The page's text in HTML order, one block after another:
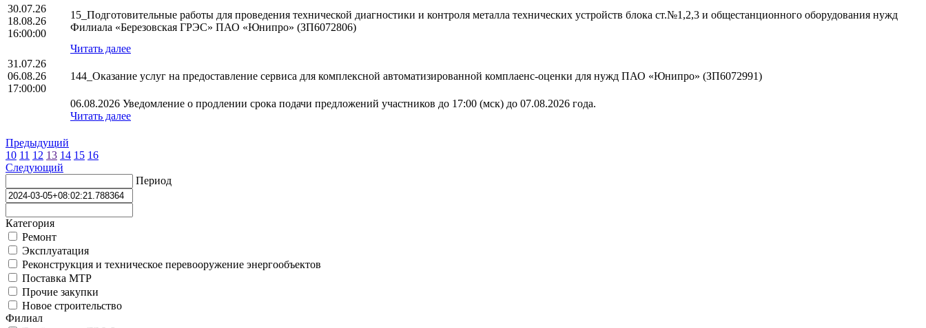
30.07.26
18.08.26
16:00:00
15_Подготовительные работы для проведения технической диагностики и контроля металла технических устройств блока ст.№1,2,3 и общестанционного оборудования нужд
Филиала «Березовская ГРЭС» ПАО «Юнипро» (ЗП6072806)
Читать далее
31.07.26
06.08.26
17:00:00
144_Оказание услуг на предоставление сервиса для комплексной автоматизированной комплаенс-оценки для нужд ПАО «Юнипро» (ЗП6072991)
06.08.2026 Уведомление о продлении срока подачи предложений участников до 17:00 (мск) до 07.08.2026 года.
Читать далее
Предыдущий
10 11 12 13 14 15 16
Следующий
Период
Категория
Ремонт
Эксплуатация
Реконструкция и техническое перевооружение энергообъектов
Поставка МТР
Прочие закупки
Новое строительство
Филиал